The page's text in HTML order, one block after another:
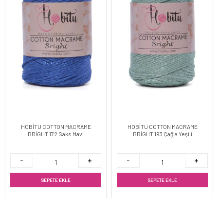
HOBİTU COTTON MACRAME
BRİGHT 172 Saks Mavi
SEPETE EKLE
HOBİTU COTTON MACRAME
BRİGHT 193 Çağla Yeşili
SEPETE EKLE